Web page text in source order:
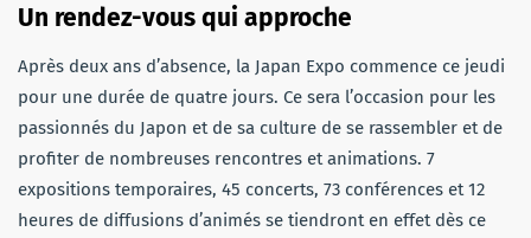
Un rendez-vous qui approche
Après deux ans d’absence, la Japan Expo commence ce jeudi
pour une durée de quatre jours. Ce sera l’occasion pour les
passionnés du Japon et de sa culture de se rassembler et de
profiter de nombreuses rencontres et animations. 7
expositions temporaires, 45 concerts, 73 conférences et 12
heures de diffusions d’animés se tiendront en effet dès ce